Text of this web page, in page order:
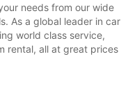
needs from our wide
As a global leader in car
world class service,
rental, all at great prices